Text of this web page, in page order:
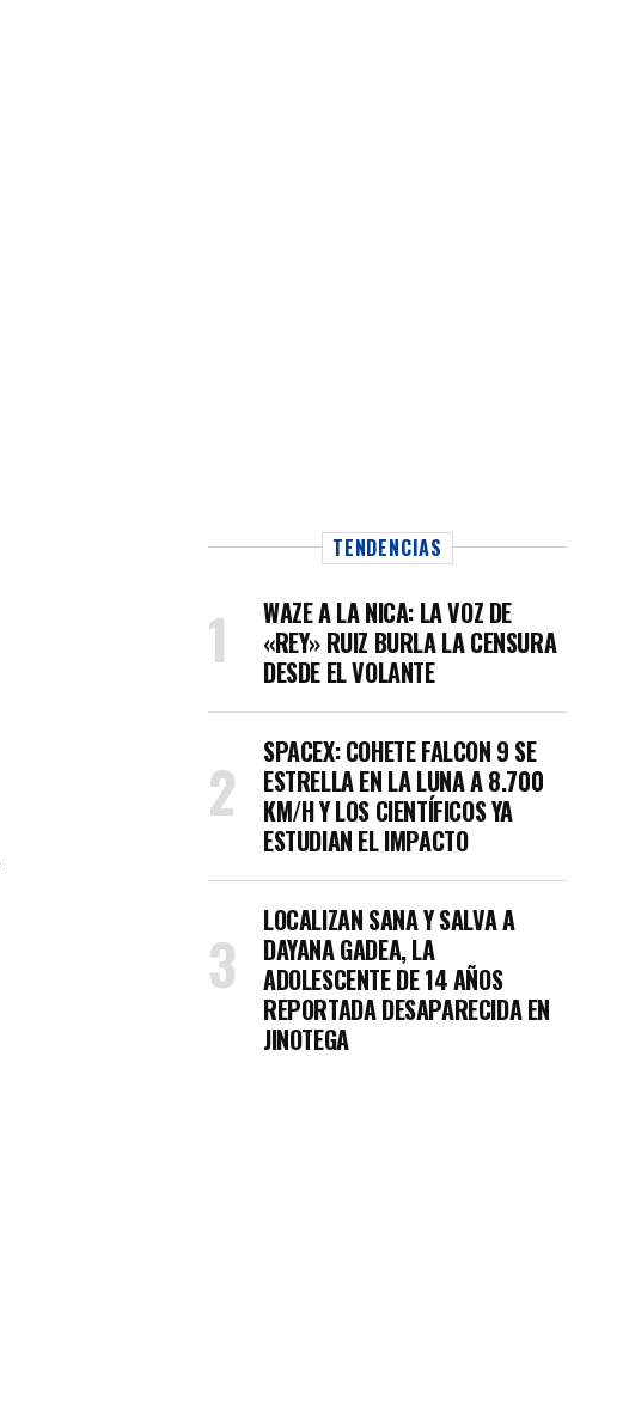
TENDENCIAS
WAZE A LA NICA: LA VOZ DE
«REY» RUIZ BURLA LA CENSURA
DESDE EL VOLANTE
SPACEX: COHETE FALCON 9 SE
ESTRELLA EN LA LUNA A 8.700
KM/H Y LOS CIENTÍFICOS YA
ESTUDIAN EL IMPACTO
LOCALIZAN SANA Y SALVA A
DAYANA GADEA, LA
ADOLESCENTE DE 14 AÑOS
REPORTADA DESAPARECIDA EN
JINOTEGA